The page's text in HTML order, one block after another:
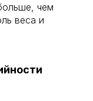
чем
веса и